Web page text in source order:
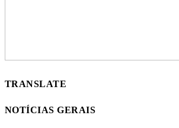
TRANSLATE
NOTÍCIAS GERAIS